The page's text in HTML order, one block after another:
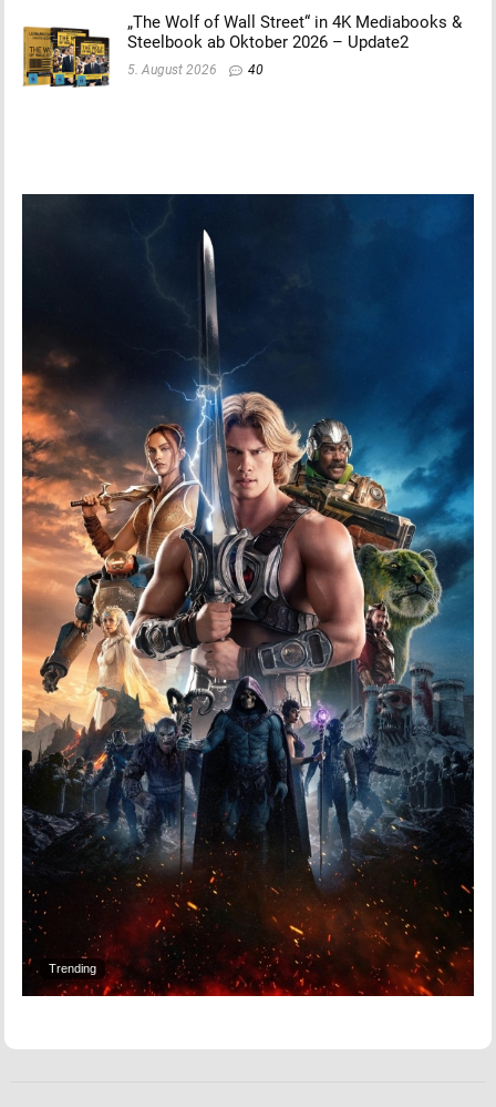
„The Wolf of Wall Street“ in 4K Mediabooks &
Steelbook ab Oktober 2026 – Update2
5. August 2026 40
Trending